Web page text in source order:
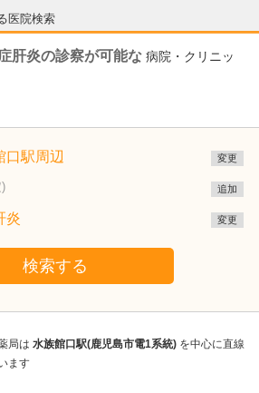
医院検索
肝炎の診察が可能な 病院・クリニッ
口駅周辺 変更
追加
炎 変更
検索する
局は 水族館口駅(鹿児島市電1系統) を中心に直線
ます